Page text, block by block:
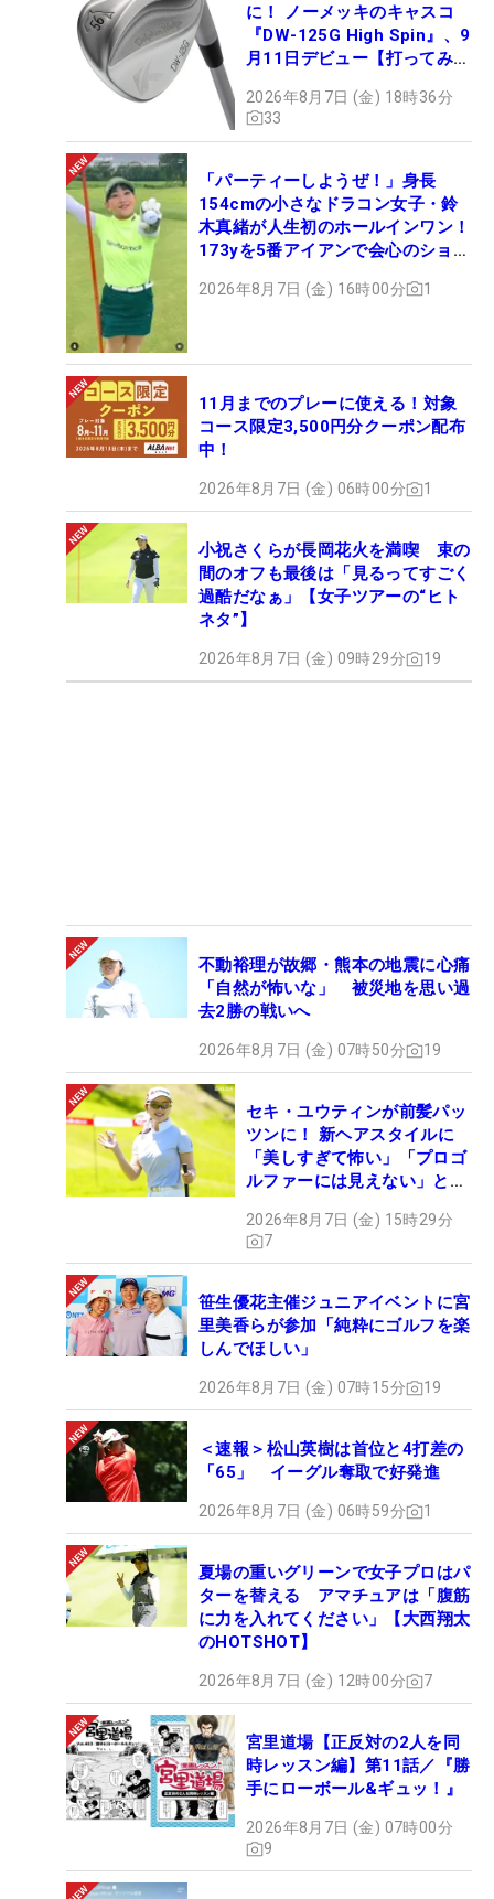
に！ ノーメッキのキャスコ
『DW-125G High Spin』、9
月11日デビュー【打ってみ
2026年8月7日 (金) 18時36分
33
「パーティーしようぜ！」身長
154cmの小さなドラコン女子・鈴
木真緒が人生初のホールインワン！
173yを5番アイアンで会心のショッ
2026年8月7日 (金) 16時00分 1
11月までのプレーに使える！対象
コース限定3,500円分クーポン配布
中！
2026年8月7日 (金) 06時00分 1
小祝さくらが長岡花火を満喫 束の
間のオフも最後は「見るってすごく
過酷だなぁ」【女子ツアーの“ヒト
ネタ”】
2026年8月7日 (金) 09時29分 19
不動裕理が故郷・熊本の地震に心痛
「自然が怖いな」 被災地を思い過
去2勝の戦いへ
2026年8月7日 (金) 07時50分 19
セキ・ユウティンが前髪パッ
ツンに！ 新ヘアスタイルに
「美しすぎて怖い」「プロゴ
ルファーには見えない」とコ
2026年8月7日 (金) 15時29分
7
笹生優花主催ジュニアイベントに宮
里美香らが参加「純粋にゴルフを楽
しんでほしい」
2026年8月7日 (金) 07時15分 19
＜速報＞松山英樹は首位と4打差の
「65」 イーグル奪取で好発進
2026年8月7日 (金) 06時59分 1
夏場の重いグリーンで女子プロはパ
ターを替える アマチュアは「腹筋
に力を入れてください」【大西翔太
のHOTSHOT】
2026年8月7日 (金) 12時00分 7
宮里道場【正反対の2人を同
時レッスン編】第11話／『勝
手にローボール&ギュッ！』
2026年8月7日 (金) 07時00分
9